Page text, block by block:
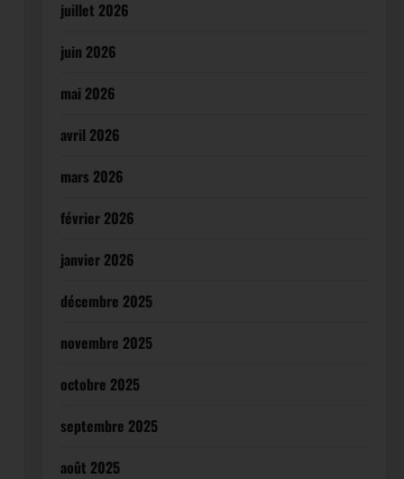
juillet 2026
juin 2026
mai 2026
avril 2026
mars 2026
février 2026
janvier 2026
décembre 2025
novembre 2025
octobre 2025
septembre 2025
août 2025